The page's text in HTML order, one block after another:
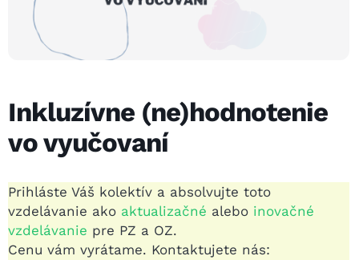
Inkluzívne (ne)hodnotenie
vo vyučovaní
Prihláste Váš kolektív a absolvujte toto
vzdelávanie ako aktualizačné alebo inovačné
vzdelávanie pre PZ a OZ.
Cenu vám vyrátame. Kontaktujete nás: